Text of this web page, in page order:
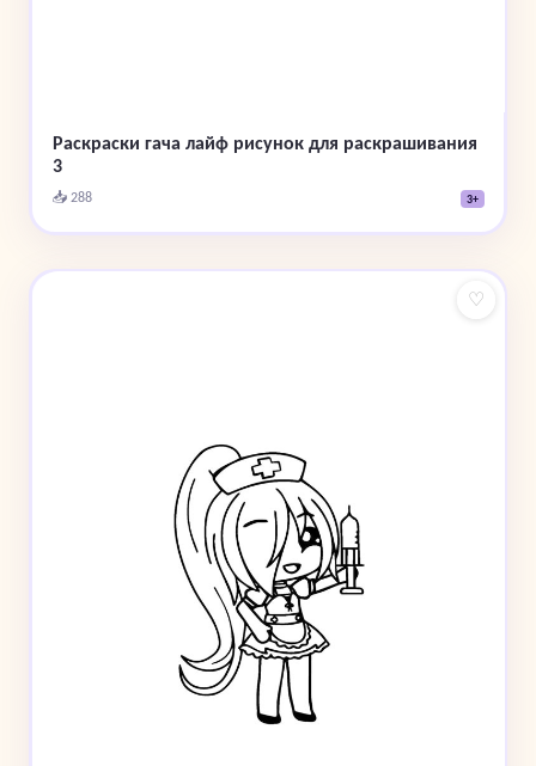
Раскраски гача лайф рисунок для раскрашивания
3
📥 288 3+
♡